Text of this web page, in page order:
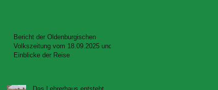
Bericht der Oldenburgischen
Volkszeitung vom 18.09.2025 und
Einblicke der Reise